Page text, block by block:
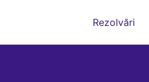
Rezolvări